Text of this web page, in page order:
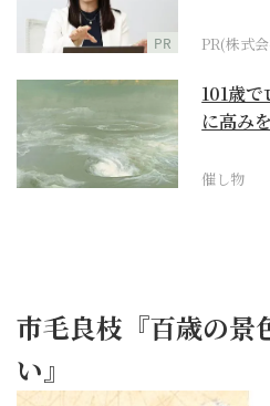
PR PR(株式
101歳
に高み
催し物
市毛良枝『百歳の景
い』